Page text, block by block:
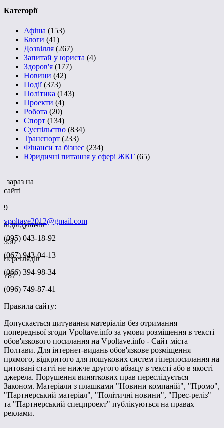
Категорії
Афіша (153)
Блоги (41)
Дозвілля (267)
Запитай у юриста (4)
Здоров'я (177)
Новини (42)
Події(373)
Політика (143)
Проекти (4)
Робота (20)
Спорт (134)
Суспільство (834)
Транспорт (233)
Фінанси та бізнес (234)
Юридичні питання у сфері ЖКГ (65)
зараз на
сайті
9
відвідувачів
350
переглядів
787
vpoltave2012@gmail.com
(095) 043-18-92
(067) 943-04-13
(066) 394-98-34
(096) 749-87-41
Правила сайту:
Допускається цитування матеріалів без отримання
попередньої згоди Vpoltave.info за умови розміщення в тексті
обов'язкового посилання на Vpoltave.info - Сайт міста
Полтави. Для інтернет-видань обов'язкове розміщення
прямого, відкритого для пошукових систем гіперпосилання на
цитовані статті не нижче другого абзацу в тексті або в якості
джерела. Порушення виняткових прав переслідується
Законом. Матеріали з плашками "Новини компаній", "Промо",
"Партнерський матеріал", "Політичні новини", "Прес-реліз"
та "Партнерський спецпроект" публікуються на правах
реклами.